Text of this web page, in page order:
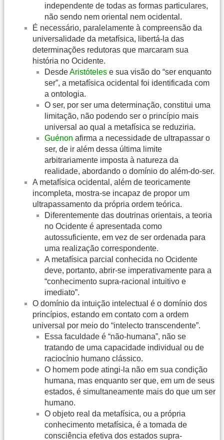
independente de todas as formas particulares,
não sendo nem oriental nem ocidental.
É necessário, paralelamente à compreensão da
universalidade da metafísica, libertá-la das
determinações redutoras que marcaram sua
história no Ocidente.
DesdeAristóteles e sua visão do “ser enquanto
ser”, a metafísica ocidental foi identificada com
a ontologia.
O ser, por ser uma determinação, constitui uma
limitação, não podendo ser o princípio mais
universal ao qual a metafísica se reduziria.
Guénon afirma a necessidade de ultrapassar o
ser, de ir além dessa última limite
arbitrariamente imposta à natureza da
realidade, abordando o domínio do além-do-ser.
A metafísica ocidental, além de teoricamente
incompleta, mostra-se incapaz de propor um
ultrapassamento da própria ordem teórica.
Diferentemente das doutrinas orientais, a teoria
no Ocidente é apresentada como
autossuficiente, em vez de ser ordenada para
uma realização correspondente.
A metafísica parcial conhecida no Ocidente
deve, portanto, abrir-se imperativamente para a
“conhecimento supra-racional intuitivo e
imediato”.
O domínio da intuição intelectual é o domínio dos
princípios, estando em contato com a ordem
universal por meio do “intelecto transcendente”.
Essa faculdade é “não-humana”, não se
tratando de uma capacidade individual ou de
raciocínio humano clássico.
O homem pode atingi-la não em sua condição
humana, mas enquanto ser que, em um de seus
estados, é simultaneamente mais do que um ser
humano.
O objeto real da metafísica, ou a própria
conhecimento metafísica, é a tomada de
consciência efetiva dos estados supra-